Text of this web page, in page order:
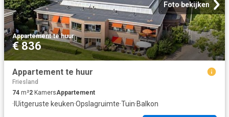
Foto bekijken
Appartement·te huur
€ 836
Appartement te huur
Friesland
74 m²2 KamersAppartement
· IUitgeruste keuken·Opslagruimte·Tuin·Balkon